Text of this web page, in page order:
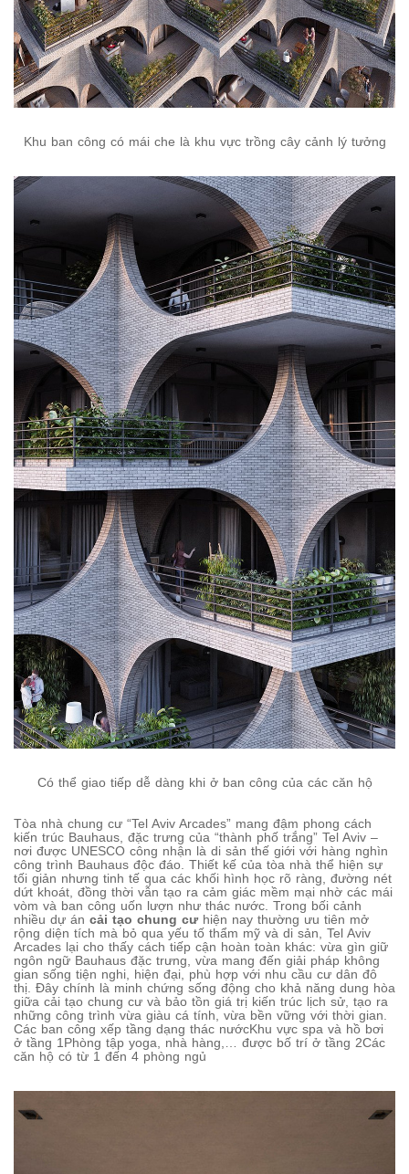
Khu ban công có mái che là khu vực trồng cây cảnh lý tưởng
Có thể giao tiếp dễ dàng khi ở ban công của các căn hộ
Tòa nhà chung cư “Tel Aviv Arcades” mang đậm phong cách
kiến trúc Bauhaus, đặc trưng của “thành phố trắng” Tel Aviv –
nơi được UNESCO công nhận là di sản thế giới với hàng nghìn
công trình Bauhaus độc đáo. Thiết kế của tòa nhà thể hiện sự
tối giản nhưng tinh tế qua các khối hình học rõ ràng, đường nét
dứt khoát, đồng thời vẫn tạo ra cảm giác mềm mại nhờ các mái
vòm và ban công uốn lượn như thác nước. Trong bối cảnh
nhiều dự án cải tạo chung cư hiện nay thường ưu tiên mở
rộng diện tích mà bỏ qua yếu tố thẩm mỹ và di sản, Tel Aviv
Arcades lại cho thấy cách tiếp cận hoàn toàn khác: vừa gìn giữ
ngôn ngữ Bauhaus đặc trưng, vừa mang đến giải pháp không
gian sống tiện nghi, hiện đại, phù hợp với nhu cầu cư dân đô
thị. Đây chính là minh chứng sống động cho khả năng dung hòa
giữa cải tạo chung cư và bảo tồn giá trị kiến trúc lịch sử, tạo ra
những công trình vừa giàu cá tính, vừa bền vững với thời gian.
Các ban công xếp tầng dạng thác nướcKhu vực spa và hồ bơi
ở tầng 1Phòng tập yoga, nhà hàng,… được bố trí ở tầng 2Các
căn hộ có từ 1 đến 4 phòng ngủ